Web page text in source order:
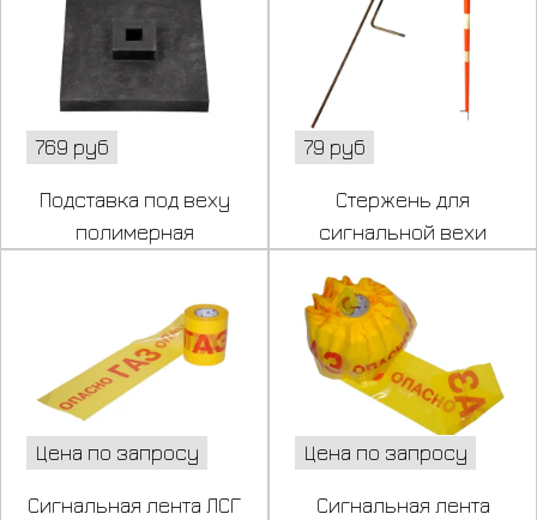
769 руб
Подставка под веху
полимерная
79 руб
Стержень для
сигнальной вехи
Цена по запросу
Сигнальная лента ЛСГ
Цена по запросу
Сигнальная лента